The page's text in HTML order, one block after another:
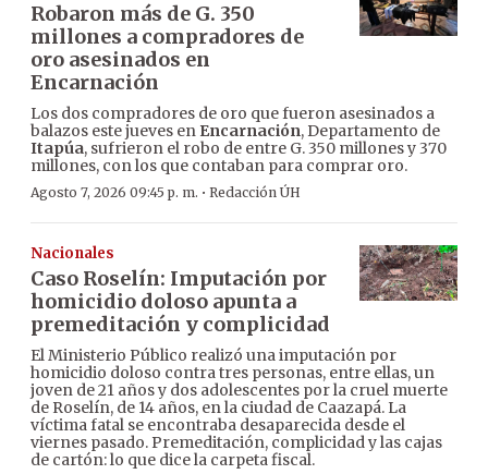
Robaron más de G. 350
millones a compradores de
oro asesinados en
Encarnación
Los dos compradores de oro que fueron asesinados a
balazos este jueves en Encarnación, Departamento de
Itapúa, sufrieron el robo de entre G. 350 millones y 370
millones, con los que contaban para comprar oro.
Agosto 7, 2026 09:45 p. m. · Redacción ÚH
Nacionales
Caso Roselín: Imputación por
homicidio doloso apunta a
premeditación y complicidad
El Ministerio Público realizó una imputación por
homicidio doloso contra tres personas, entre ellas, un
joven de 21 años y dos adolescentes por la cruel muerte
de Roselín, de 14 años, en la ciudad de Caazapá. La
víctima fatal se encontraba desaparecida desde el
viernes pasado. Premeditación, complicidad y las cajas
de cartón: lo que dice la carpeta fiscal.